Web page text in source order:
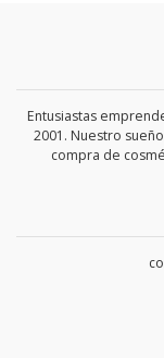
Entusiastas
2001. Nuestro
compra de